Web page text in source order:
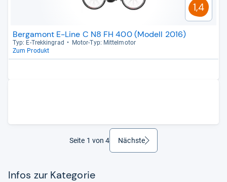
1,4
Bergamont E-Line C N8 FH 400 (Modell 2016)
Typ: E-​Trek­kin­grad
Motor-​Typ: Mit­tel­mo­tor
Zum Produkt
Seite 1 von 4 Nächsteweiter
Infos zur Kategorie